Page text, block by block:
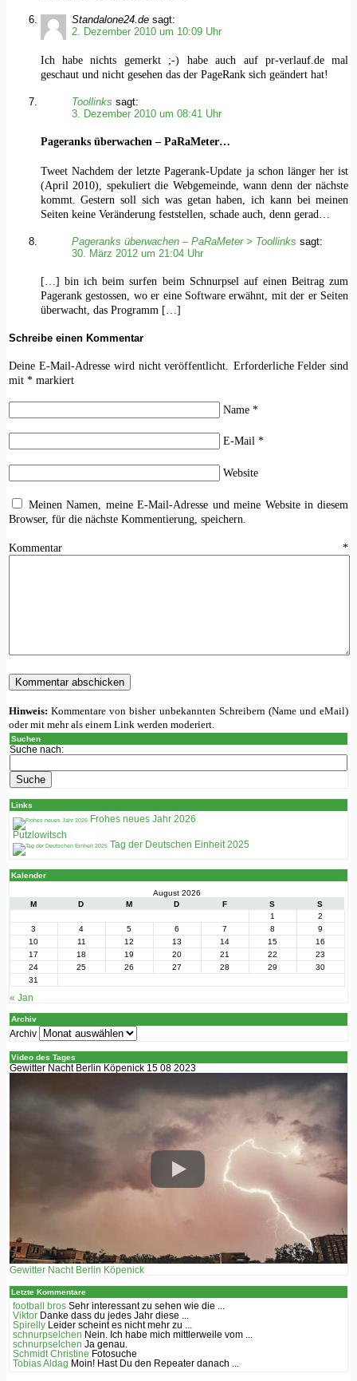
Standalone24.de sagt:
2. Dezember 2010 um 10:09 Uhr
Ich habe nichts gemerkt ;-) habe auch auf pr-verlauf.de mal
geschaut und nicht gesehen das der PageRank sich geändert hat!
Toollinks sagt:
3. Dezember 2010 um 08:41 Uhr
Pageranks überwachen – PaRaMeter…
Tweet Nachdem der letzte Pagerank-Update ja schon länger her ist
(April 2010), spekuliert die Webgemeinde, wann denn der nächste
kommt. Gestern soll sich was getan haben, ich kann bei meinen
Seiten keine Veränderung feststellen, schade auch, denn gerad…
Pageranks überwachen – PaRaMeter > Toollinks sagt:
30. März 2012 um 21:04 Uhr
[…] bin ich beim surfen beim Schnurpsel auf einen Beitrag zum
Pagerank gestossen, wo er eine Software erwähnt, mit der er Seiten
überwacht, das Programm […]
Schreibe einen Kommentar
Deine E-Mail-Adresse wird nicht veröffentlicht.
Erforderliche Felder sind
mit *markiert
Name *
E-Mail *
Website
Meinen Namen, meine E-Mail-Adresse und meine Website in diesem
Browser, für die nächste Kommentierung, speichern.
Kommentar*
Hinweis: Kommentare von bisher unbekannten Schreibern (Name und eMail)
oder mit mehr als einem Link werden moderiert.
Suchen
Suche nach:
Links
Frohes neues Jahr 2026
Putzlowitsch
Tag der Deutschen Einheit 2025
Kalender
August 2026
M
D M D F S
S
1
2
3
4 5 6 7 8
9
10
11 12 13 14 15
16
17
18 19 20 21 22
23
24
25 26 27 28 29
30
31
« Jan
Archiv
Archiv
Video des Tages
Gewitter Nacht Berlin Köpenick 15 08 2023
Gewitter Nacht Berlin Köpenick
Letzte Kommentare
football bros Sehr interessant zu sehen wie die ...
Viktor Danke dass du jedes Jahr diese ...
Spirelly
Leider scheint es nicht mehr zu ...
schnurpselchen Nein. Ich habe mich mittlerweile vom ...
schnurpselchen Ja genau.
Schmidt Christine Fotosuche
Tobias Aldag Moin! Hast Du den Repeater danach ...